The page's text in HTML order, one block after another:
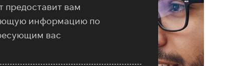
предоставит вам
информацию по
вас